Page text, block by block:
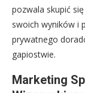
pozwala skupić
swoich wyników i
prywatnego
gapiostwie.
Marketing